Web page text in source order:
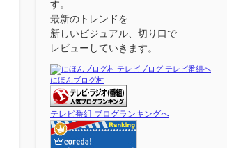
す。
最新のトレンドを
新しいビジュアル、切り口で
レビューしていきます。
にほんブログ村
テレビ番組 ブログランキングへ